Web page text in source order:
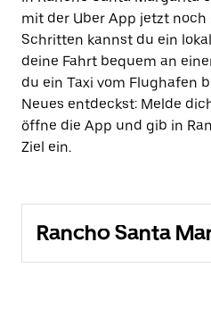
mit der Uber App jetzt noch
Schritten kannst du ein
deine Fahrt bequem an
du ein Taxi vom Flughafen
Neues entdeckst: Melde
öffne die App und gib in
Ziel ein.
Rancho Santa